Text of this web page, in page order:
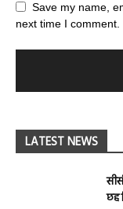
Save my name,
next time I comment.
LATEST NEWS
छह